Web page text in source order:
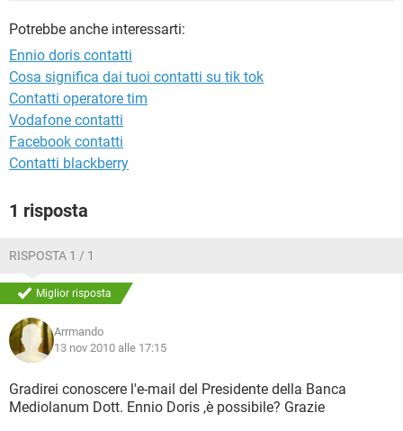
Potrebbe anche interessarti:
Ennio doris contatti
Cosa significa dai tuoi contatti su tik tok
Contatti operatore tim
Vodafone contatti
Facebook contatti
Contatti blackberry
1 risposta
RISPOSTA 1 / 1
Miglior risposta
Arrmando
13 nov 2010 alle 17:15
Gradirei conoscere l'e-mail del Presidente della Banca
Mediolanum Dott. Ennio Doris ,è possibile? Grazie